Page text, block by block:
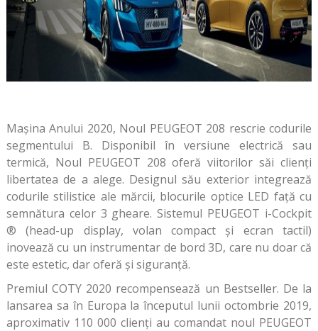
Mașina Anului 2020, Noul PEUGEOT 208 rescrie codurile
segmentului B. Disponibil în versiune electrică sau
termică, Noul PEUGEOT 208 oferă viitorilor săi clienți
libertatea de a alege. Designul său exterior integrează
codurile stilistice ale mărcii, blocurile optice LED față cu
semnătura celor 3 gheare. Sistemul PEUGEOT i-Cockpit
® (head-up display, volan compact și ecran tactil)
inovează cu un instrumentar de bord 3D, care nu doar că
este estetic, dar oferă și siguranță.
Premiul COTY 2020 recompensează un Bestseller. De la
lansarea sa în Europa la începutul lunii octombrie 2019,
aproximativ 110 000 clienți au comandat noul PEUGEOT